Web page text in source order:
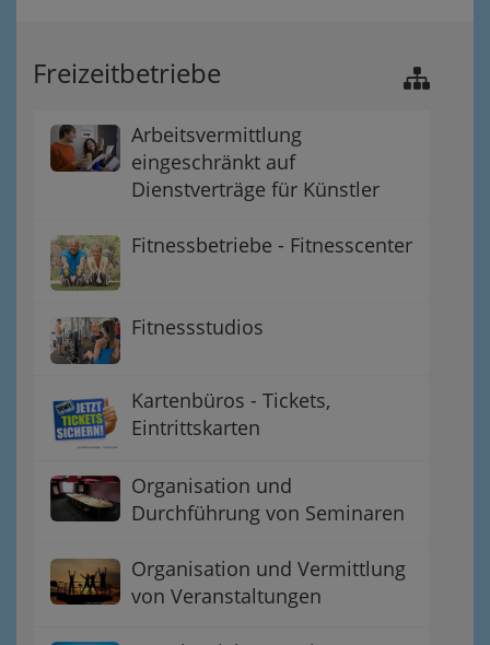
Freizeitbetriebe
Arbeitsvermittlung
eingeschränkt auf
Dienstverträge für Künstler
Fitnessbetriebe - Fitnesscenter
Fitnessstudios
Kartenbüros - Tickets,
Eintrittskarten
Organisation und
Durchführung von Seminaren
Organisation und Vermittlung
von Veranstaltungen